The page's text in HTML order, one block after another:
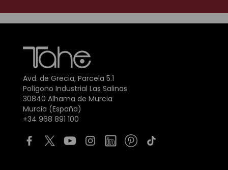
Avd. de Grecia, Parcela 5.1
Polígono Industrial Las Salinas
30840 Alhama de Murcia
Murcia (España)
+34 968 891 100